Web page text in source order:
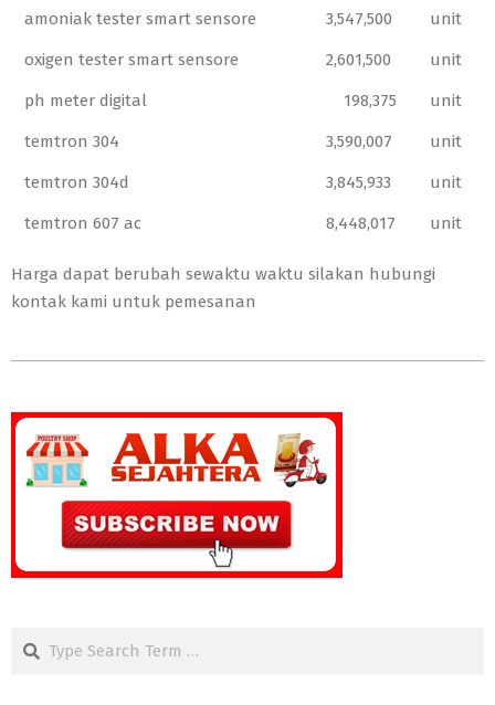
amoniak tester smart sensore 3,547,500 unit
oxigen tester smart sensore 2,601,500 unit
ph meter digital 198,375 unit
temtron 304 3,590,007 unit
temtron 304d 3,845,933 unit
temtron 607 ac 8,448,017 unit
Harga dapat berubah sewaktu waktu silakan hubungi
kontak kami untuk pemesanan
17
Search